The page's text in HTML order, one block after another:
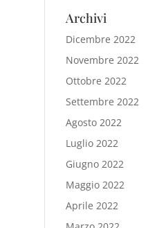
Archivi
Dicembre 2022
Novembre 2022
Ottobre 2022
Settembre 2022
Agosto 2022
Luglio 2022
Giugno 2022
Maggio 2022
Aprile 2022